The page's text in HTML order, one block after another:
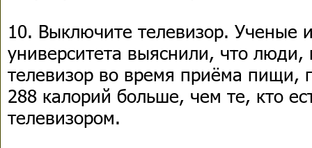
10. Выключите телевизор. Ученые
университета выяснили, что люди,
телевизор во время приёма пищи,
288 калорий больше, чем те, кто
телевизором.